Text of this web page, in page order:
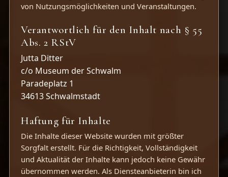
von Nutzungsmöglichkeiten und Veranstaltungen.
Verantwortlich für den Inhalt nach § 55
Abs. 2 RStV
Jutta Ditter
c/o Museum der Schwalm
Paradeplatz 1
34613 Schwalmstadt
Haftung für Inhalte
Die Inhalte dieser Website wurden mit größter
Sorgfalt erstellt. Für die Richtigkeit, Vollständigkeit
und Aktualität der Inhalte kann jedoch keine Gewähr
übernommen werden. Als Diensteanbieterin bin ich